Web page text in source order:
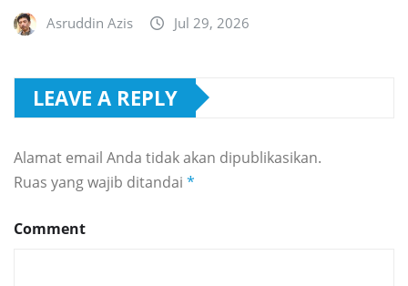
Asruddin Azis Jul 29, 2026
LEAVE A REPLY
Alamat email Anda tidak akan dipublikasikan.
Ruas yang wajib ditandai *
Comment